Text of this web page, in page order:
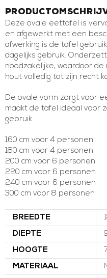
Deze ovale eettafel is
en afgewerkt met een
afwerking is de tafel
dagelijks gebruik.
noodzakelijke, waardoor
hout volledig tot zijn recht
De ovale vorm zorgt voor
maakt de tafel ideaal voor
gebruik.
160 cm voor 4 personen
180 cm voor 4 personen
200 cm voor 6 personen
220 cm voor 6 personen
240 cm voor 6 personen
300 cm voor 8 personen
BREEDTE
DIEPTE
HOOGTE
MATERIAAL